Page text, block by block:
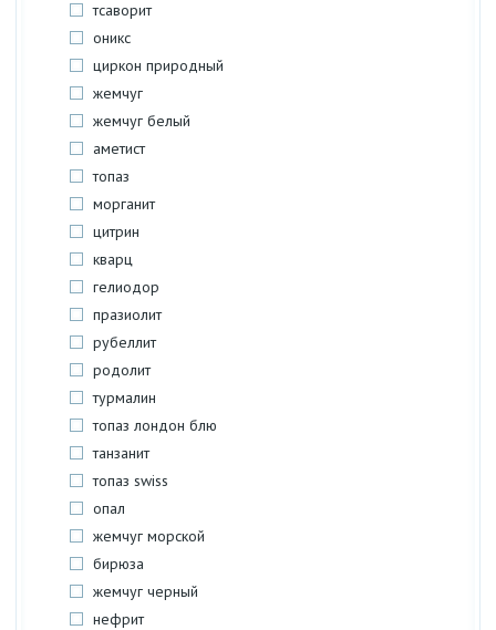
тсаворит
оникс
циркон природный
жемчуг
жемчуг белый
аметист
топаз
морганит
цитрин
кварц
гелиодор
празиолит
рубеллит
родолит
турмалин
топаз лондон блю
танзанит
топаз swiss
опал
жемчуг морской
бирюза
жемчуг черный
нефрит